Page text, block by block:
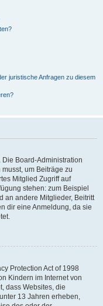
juristische Anfragen zu diesem
Board-Administration
um Beiträge zu
Mitglied Zugriff auf
stehen: zum Beispiel
an andere Mitglieder, Beitritt
dir eine Anmeldung, da sie
Protection Act of 1998
Kindern im Internet von
dass Websites, die
13 Jahren erheben,